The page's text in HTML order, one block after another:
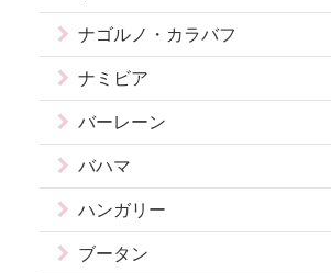
ナゴルノ・カラバフ
ナミビア
バーレーン
バハマ
ハンガリー
ブータン